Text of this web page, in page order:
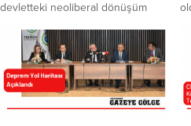
devletteki neoliberal dönüşüm
piyasaya açılmasının,
özelleştirmelerin, devletin bir
Anonim Şirket gibi yönetilmesinin,
iktidarın devleti adeta inşaat
şirketlerine teslim etmesinin,